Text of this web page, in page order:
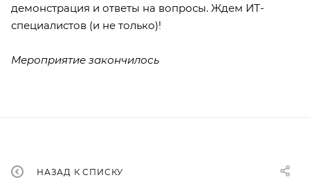
демонстрация и ответы на вопросы. Ждем ИТ-
специалистов (и не только)!
Мероприятие закончилось
НАЗАД К СПИСКУ